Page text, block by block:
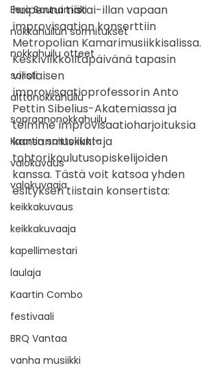
Eero Saunamäki
nokkahuilun sormitukset
nokkahuilu otteet
solisti
alttonokkahuilu
sopraanonokkahuilu
Kaartin soittokunta
valokuvaus
valokuvaaja
keikkakuvaus
keikkakuvaaja
kapellimestari
laulaja
Kaartin Combo
festivaali
BRQ Vantaa
vanha musiikki
huipentui tiistai-illan vapaan
improvisaation konserttiin
Metropolian Kamarimusiikkisalissa.
Keskiviikkoiltapäivänä tapasin
virolaisen
improvisaatioprofessorin Anto
Pettin Sibelius-Akatemiassa ja
teimme improvisaatioharjoituksia
kansanmusiikki- ja
tohtorikoulutusopiskelijoiden
kanssa. Tästä voit katsoa yhden
esityksen tiistain konsertista: